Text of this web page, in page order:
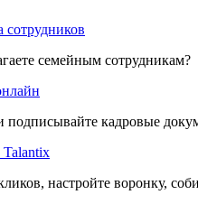
сотрудников
семейным сотрудникам?
подписывайте кадровые
Talantix
настройте воронку,